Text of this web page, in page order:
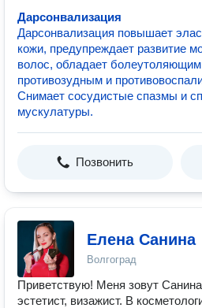
Дарсонвализация
Дарсонвализация повышает
кожи, предупреждает развитие
волос, обладает
противозудным и
Снимает сосудистые спазмы и
мускулатуры.
Позвонить
Елена Санина
Волгоград
Приветствую! Меня зовут
эстетист, визажист. В